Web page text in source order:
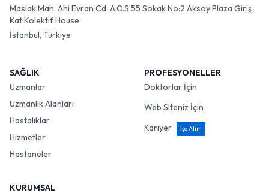
Maslak Mah. Ahi Evran Cd. A.O.S 55 Sokak No:2 Aksoy Plaza Giriş
Kat Kolektif House
İstanbul, Türkiye
SAĞLIK
Uzmanlar
Uzmanlık Alanları
Hastalıklar
Hizmetler
Hastaneler
PROFESYONELLER
Doktorlar İçin
Web Siteniz İçin
Kariyer
İşe Alım
KURUMSAL